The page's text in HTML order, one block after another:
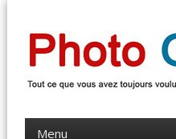
Photo Geek
Menu